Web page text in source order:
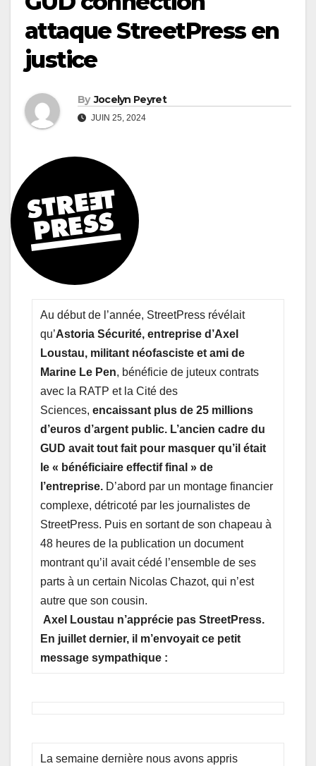
attaque StreetPress en
justice
By Jocelyn Peyret
JUIN 25, 2024
Au début de l’année, StreetPress révélait
qu’Astoria Sécurité, entreprise d’Axel
Loustau, militant néofasciste et ami de
Marine Le Pen, bénéficie de juteux contrats
avec la RATP et la Cité des
Sciences,encaissant plus de 25 millions
d’euros d’argent public. L’ancien cadre du
GUD avait tout fait pour masquer qu’il était
le « bénéficiaire effectif final » de
l’entreprise. D’abord par un montage financier
complexe, détricoté par les journalistes de
StreetPress. Puis en sortant de son chapeau à
48 heures de la publication un document
montrant qu’il avait cédé l’ensemble de ses
parts à un certain Nicolas Chazot, qui n’est
autre que son cousin.
Axel Loustau n’apprécie pas StreetPress.
En juillet dernier, il m’envoyait ce petit
message sympathique :
La semaine dernière nous avons appris